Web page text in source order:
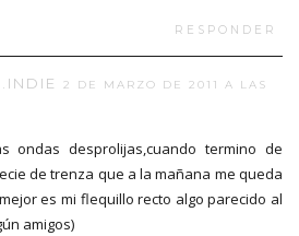
RESPONDER
2 DE MARZO DE 2011 A LAS
ondas desprolijas,cuando termino de
de trenza que a la mañana me queda
es mi flequillo recto algo parecido al
amigos)